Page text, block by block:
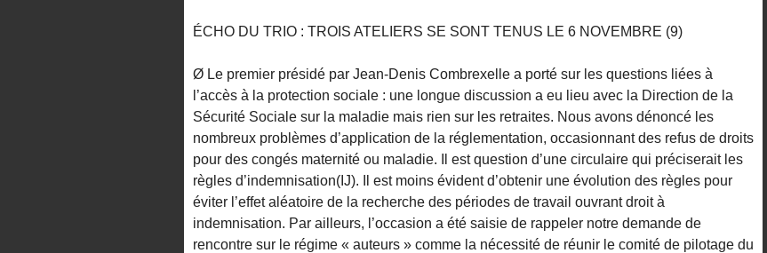
ÉCHO DU TRIO : TROIS ATELIERS SE SONT TENUS LE 6 NOVEMBRE (9)
Ø Le premier présidé par Jean-Denis Combrexelle a porté sur les questions liées à
l’accès à la protection sociale : une longue discussion a eu lieu avec la Direction de la
Sécurité Sociale sur la maladie mais rien sur les retraites. Nous avons dénoncé les
nombreux problèmes d’application de la réglementation, occasionnant des refus de droits
pour des congés maternité ou maladie. Il est question d’une circulaire qui préciserait les
règles d’indemnisation(IJ). Il est moins évident d’obtenir une évolution des règles pour
éviter l’effet aléatoire de la recherche des périodes de travail ouvrant droit à
indemnisation. Par ailleurs, l’occasion a été saisie de rappeler notre demande de
rencontre sur le régime « auteurs » comme la nécessité de réunir le comité de pilotage du